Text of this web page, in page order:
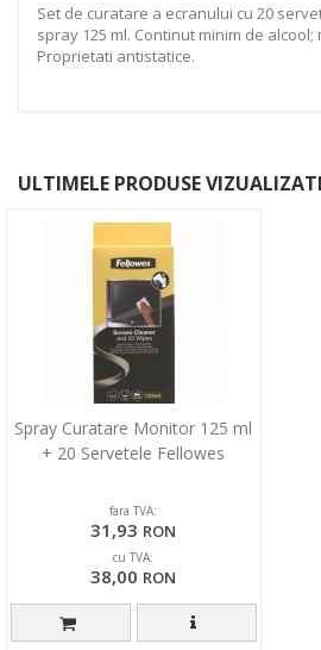
Set de curatare a ecranului cu 20
spray 125 ml. Continut minim de alcool;
Proprietati antistatice.
ULTIMELE PRODUSE
Spray Curatare Monitor 125 ml
+ 20 Servetele Fellowes
fara TVA:
31,93 RON
cu TVA:
38,00 RON